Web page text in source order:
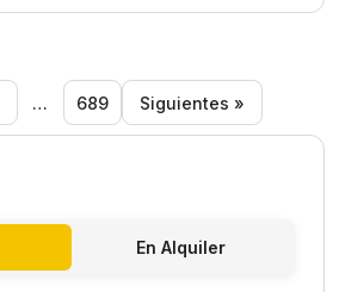
… 689 Siguientes »
En Alquiler